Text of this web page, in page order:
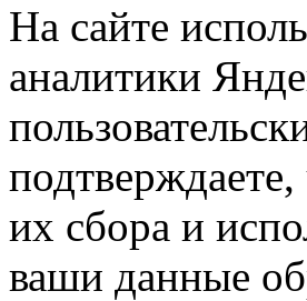
На сайте
аналитики
их сбора и
ваши данные